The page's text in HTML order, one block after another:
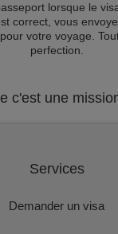
lorsque le
correct, vous
votre voyage.
perfection.
c'est une
Services
Demander un visa